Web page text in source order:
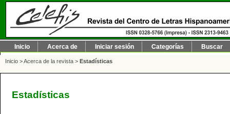
Inicio Acerca de Iniciar sesión Categorías Buscar
Inicio >Acerca de la revista > Estadísticas
Estadísticas